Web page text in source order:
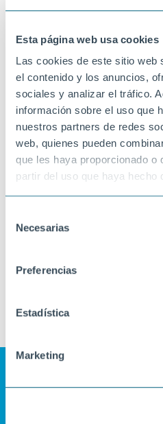
Esta página web usa cookies
Las cookies de este sitio web
el contenido y los anuncios,
sociales y analizar el tráfico.
información sobre el uso que
nuestros partners de redes
web, quienes pueden
que les haya proporcionado o
partir del uso que haya hecho
Necesarias
Preferencias
Estadística
Marketing
unes rises.
VINARÒS